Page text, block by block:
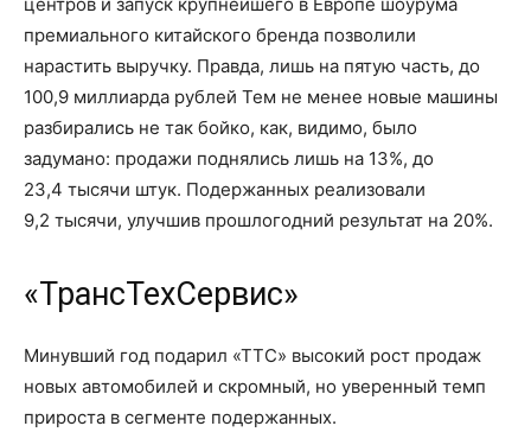
премиального китайского бренда позволили
нарастить выручку. Правда, лишь на пятую часть, до
100,9 миллиарда рублей Тем не менее новые машины
разбирались не так бойко, как, видимо, было
задумано: продажи поднялись лишь на 13%, до
23,4 тысячи штук. Подержанных реализовали
9,2 тысячи, улучшив прошлогодний результат на 20%.
«ТрансТехСервис»
Минувший год подарил «ТТС» высокий рост продаж
новых автомобилей и скромный, но уверенный темп
прироста в сегменте подержанных.